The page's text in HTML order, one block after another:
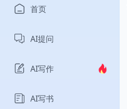
首页
AI提问
AI写作
AI写书